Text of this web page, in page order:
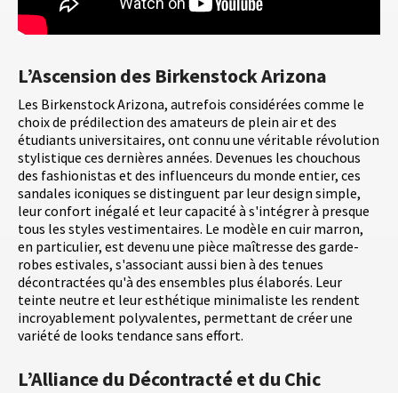
L’Ascension des Birkenstock Arizona
Les Birkenstock Arizona, autrefois considérées comme le
choix de prédilection des amateurs de plein air et des
étudiants universitaires, ont connu une véritable révolution
stylistique ces dernières années. Devenues les chouchous
des fashionistas et des influenceurs du monde entier, ces
sandales iconiques se distinguent par leur design simple,
leur confort inégalé et leur capacité à s'intégrer à presque
tous les styles vestimentaires. Le modèle en cuir marron,
en particulier, est devenu une pièce maîtresse des garde-
robes estivales, s'associant aussi bien à des tenues
décontractées qu'à des ensembles plus élaborés. Leur
teinte neutre et leur esthétique minimaliste les rendent
incroyablement polyvalentes, permettant de créer une
variété de looks tendance sans effort.
L’Alliance du Décontracté et du Chic